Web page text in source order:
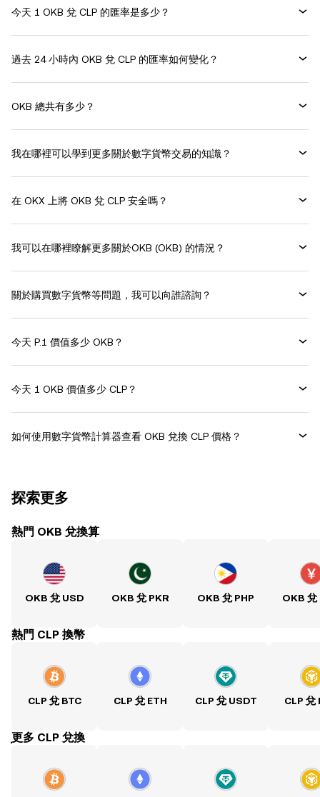
今天 1 OKB 兌 CLP 的匯率是多少？
過去 24 小時內 OKB 兌 CLP 的匯率如何變化？
OKB 總共有多少？
我在哪裡可以學到更多關於數字貨幣交易的知識？
在 OKX 上將 OKB 兌 CLP 安全嗎？
我可以在哪裡瞭解更多關於OKB (OKB) 的情況？
關於購買數字貨幣等問題，我可以向誰諮詢？
今天 P.1 價值多少 OKB？
今天 1 OKB 價值多少 CLP？
如何使用數字貨幣計算器查看 OKB 兌換 CLP 價格？
探索更多
熱門 OKB 兌換算
OKB 兌 USD OKB 兌 PKR OKB 兌 PHP OKB 兌
熱門 CLP 換幣
CLP 兌 BTC CLP 兌 ETH CLP 兌 USDT CLP 兌
ִִִִִִִִִִִִִִִִִִִִִִִִִִִִִִִִִִִִִִִִִִִִִִִִ更多 CLP 兌換